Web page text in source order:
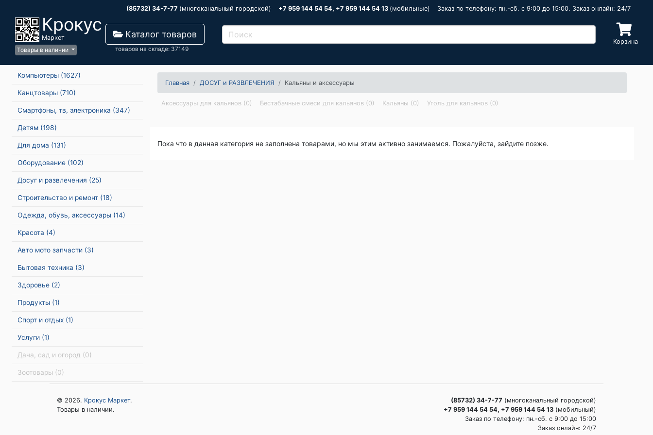
(85732) 34-7-77 (многоканальный городской) +7 959 144 54 54, +7 959 144 54 13 (мобильные) Заказ по телефону: пн.-сб. c 9:00 до 15:00. Заказ онлайн: 24/7
Крокус
Маркет
Товары в наличии
Каталог товаров
товаров на складе: 37149
Корзина
Компьютеры (1627)
Канцтовары (710)
Смартфоны, тв, электроника (347)
Детям (198)
Для дома (131)
Оборудование (102)
Досуг и развлечения (25)
Строительство и ремонт (18)
Одежда, обувь, аксессуары (14)
Красота (4)
Авто мото запчасти (3)
Бытовая техника (3)
Здоровье (2)
Продукты (1)
Спорт и отдых (1)
Услуги (1)
Дача, сад и огород (0)
Зоотовары (0)
Главная ДОСУГ и РАЗВЛЕЧЕНИЯ Кальяны и аксессуары
Аксессуары для кальянов (0) Бестабачные смеси для кальянов (0) Кальяны (0) Уголь для кальянов (0)
Пока что в данная категория не заполнена товарами, но мы этим активно занимаемся. Пожалуйста, зайдите позже.
© 2026. Крокус Маркет.
Товары в наличии.
(85732) 34-7-77 (многоканальный городской)
+7 959 144 54 54, +7 959 144 54 13 (мобильный)
Заказ по телефону: пн.-сб. c 9:00 до 15:00
Заказ онлайн: 24/7